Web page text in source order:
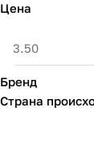
Цена
Бренд
Страна